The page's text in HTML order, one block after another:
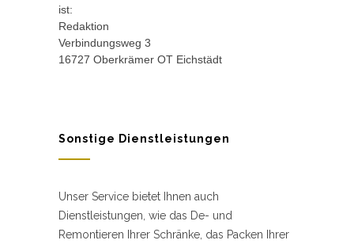
ist:
Redaktion
Verbindungsweg 3
16727 Oberkrämer OT Eichstädt
Sonstige Dienstleistungen
Unser Service bietet Ihnen auch
Dienstleistungen, wie das De- und
Remontieren Ihrer Schränke, das Packen Ihrer